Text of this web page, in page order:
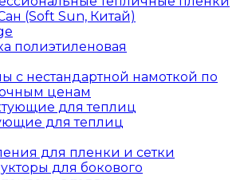
(Soft Sun, Китай)
полиэтиленовая
с нестандартной намоткой по
ценам
для теплиц
для пленки и сетки